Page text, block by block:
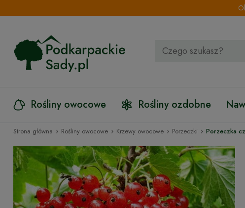
Rośliny owocowe Rośliny ozdobne
Strona główna › Rośliny owocowe › Krzewy owocowe › Porzeczki › Porzeczka